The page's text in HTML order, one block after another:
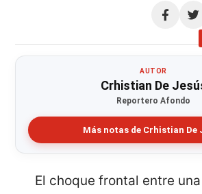
Compartir
AUTOR
Crhistian De
Reportero Afondo
Más notas de Crhistian De
El choque frontal entre